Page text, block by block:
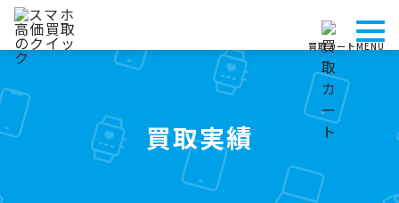
買取カートMENU
買取実績